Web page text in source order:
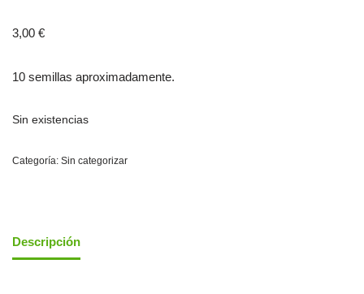
3,00 €
10 semillas aproximadamente.
Sin existencias
Categoría: Sin categorizar
Descripción